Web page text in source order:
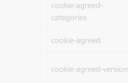
cookie-agreed-
categories
cookie-agreed
cookie-agreed-version